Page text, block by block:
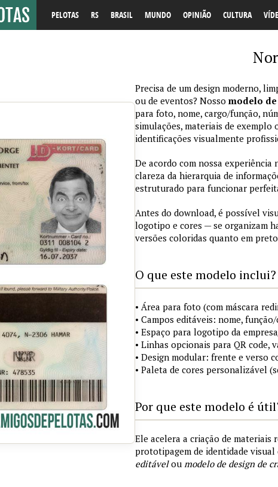
PELOTAS RS BRASIL MUNDO OPINIÃO CULTURA
Precisa de um design moderno,
ou de eventos? Nosso modelo de
para foto, nome, cargo/função,
simulações, materiais de
identificações visualmente
De acordo com nossa
clareza da hierarquia de
estruturado para funcionar
Antes do download, é possível
logotipo e cores — se organizam
versões coloridas quanto em
O que este modelo inclui?
• Área para foto (com máscara
• Campos editáveis: nome,
• Espaço para logotipo da
• Linhas opcionais para QR code,
• Design modular: frente e verso
• Paleta de cores personalizável
Por que este modelo é
Ele acelera a criação de materiais
prototipagem de identidade visual
editávelou modelo de design de